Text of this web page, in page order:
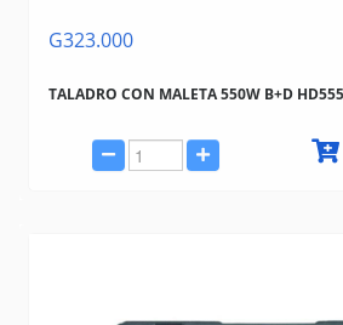
G323.000
TALADRO CON MALETA 550W B+D